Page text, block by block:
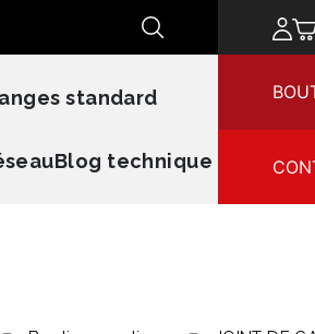
Rechercher
standard
Blog technique